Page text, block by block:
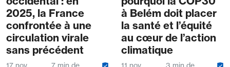
2025, la France
confrontée à une
circulation virale
sans précédent
à Belém doit placer
la santé et l’équité
au cœur de l’action
climatique